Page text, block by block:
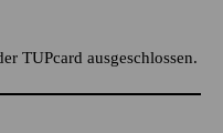
TUPcard ausgeschlossen.